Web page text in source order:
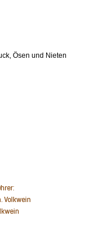
Ösen und Nieten
Volkwein